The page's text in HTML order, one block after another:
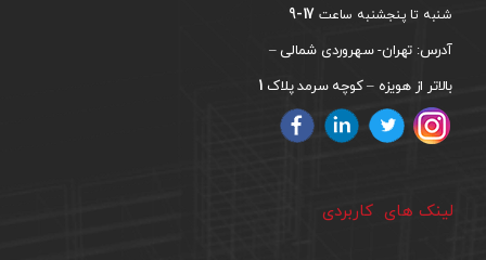
شنبه تا پنجشنبه ساعت 17-9
آدرس: تهران- سهروردی شمالی –
بالاتر از هویزه – کوچه سرمد پلاک 1
لینک های کاربردی